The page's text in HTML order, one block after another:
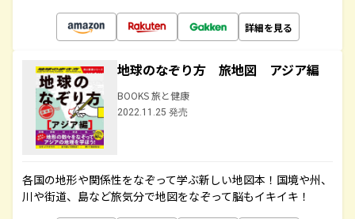
詳細を見る
地球のなぞり方 旅地図 アジア編
BOOKS 旅と健康
2022.11.25 発売
各国の地形や関係性をなぞって学ぶ新しい地図本！国境や州、
川や街道、島など旅気分で地図をなぞって脳もイキイキ！